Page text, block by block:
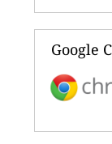
Google